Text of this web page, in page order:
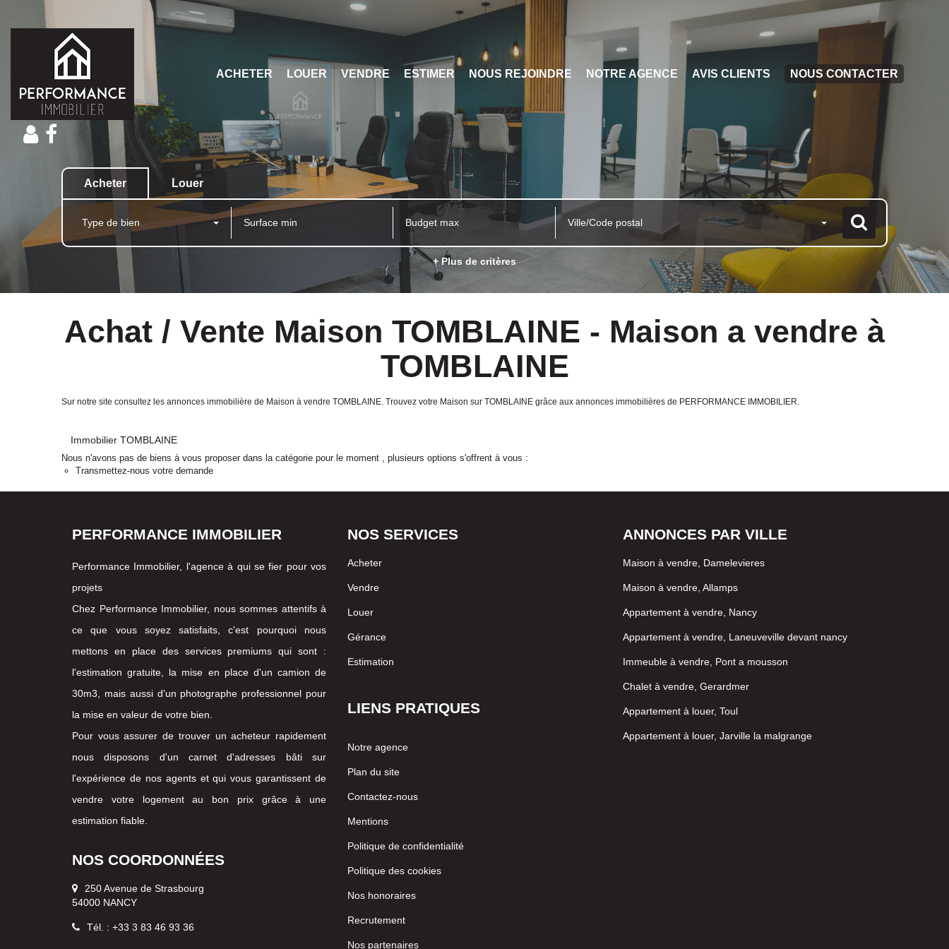
ACHETER LOUER VENDRE ESTIMER NOUS REJOINDRE NOTRE AGENCE AVIS CLIENTS NOUS CONTACTER
Acheter Louer
Type de bien Ville/Code postal
+ Plus de critères
Achat / Vente Maison TOMBLAINE - Maison a vendre à
TOMBLAINE
Sur notre site consultez les annonces immobilière de Maison à vendre TOMBLAINE. Trouvez votre Maison sur TOMBLAINE grâce aux annonces immobilières de PERFORMANCE IMMOBILIER.
Immobilier TOMBLAINE
Nous n'avons pas de biens à vous proposer dans la catégorie pour le moment , plusieurs options s'offrent à vous :
Transmettez-nous votre demande
PERFORMANCE IMMOBILIER
Performance Immobilier, l'agence à qui se fier pour vos
projets
Chez Performance Immobilier, nous sommes attentifs à
ce que vous soyez satisfaits, c'est pourquoi nous
mettons en place des services premiums qui sont :
l'estimation gratuite, la mise en place d'un camion de
30m3, mais aussi d'un photographe professionnel pour
la mise en valeur de votre bien.
Pour vous assurer de trouver un acheteur rapidement
nous disposons d'un carnet d'adresses bâti sur
l'expérience de nos agents et qui vous garantissent de
vendre votre logement au bon prix grâce à une
estimation fiable.
NOS COORDONNÉES
250 Avenue de Strasbourg
54000 NANCY
Tél. : +33 3 83 46 93 36
NOS SERVICES
Acheter
Vendre
Louer
Gérance
Estimation
LIENS PRATIQUES
Notre agence
Plan du site
Contactez-nous
Mentions
Politique de confidentialité
Politique des cookies
Nos honoraires
Recrutement
Nos partenaires
ANNONCES PAR VILLE
Maison à vendre, Damelevieres
Maison à vendre, Allamps
Appartement à vendre, Nancy
Appartement à vendre, Laneuveville devant nancy
Immeuble à vendre, Pont a mousson
Chalet à vendre, Gerardmer
Appartement à louer, Toul
Appartement à louer, Jarville la malgrange